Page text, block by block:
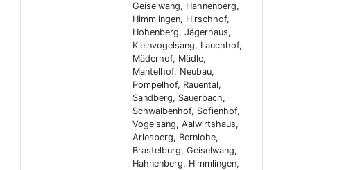
Geiselwang, Hahnenberg,
Himmlingen, Hirschhof,
Hohenberg, Jägerhaus,
Kleinvogelsang, Lauchhof,
Mäderhof, Mädle,
Mantelhof, Neubau,
Pompelhof, Rauental,
Sandberg, Sauerbach,
Schwalbenhof, Sofienhof,
Vogelsang, Aalwirtshaus,
Arlesberg, Bernlohe,
Brastelburg, Geiselwang,
Hahnenberg, Himmlingen,